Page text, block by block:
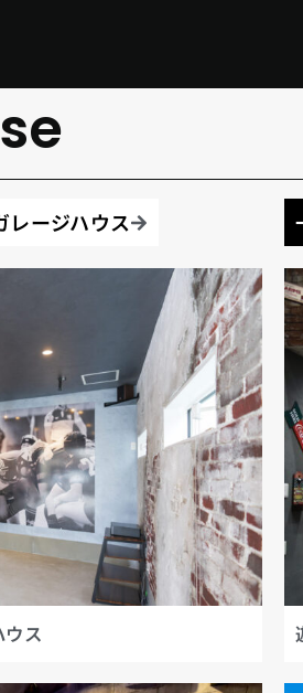
レージハウス
ス